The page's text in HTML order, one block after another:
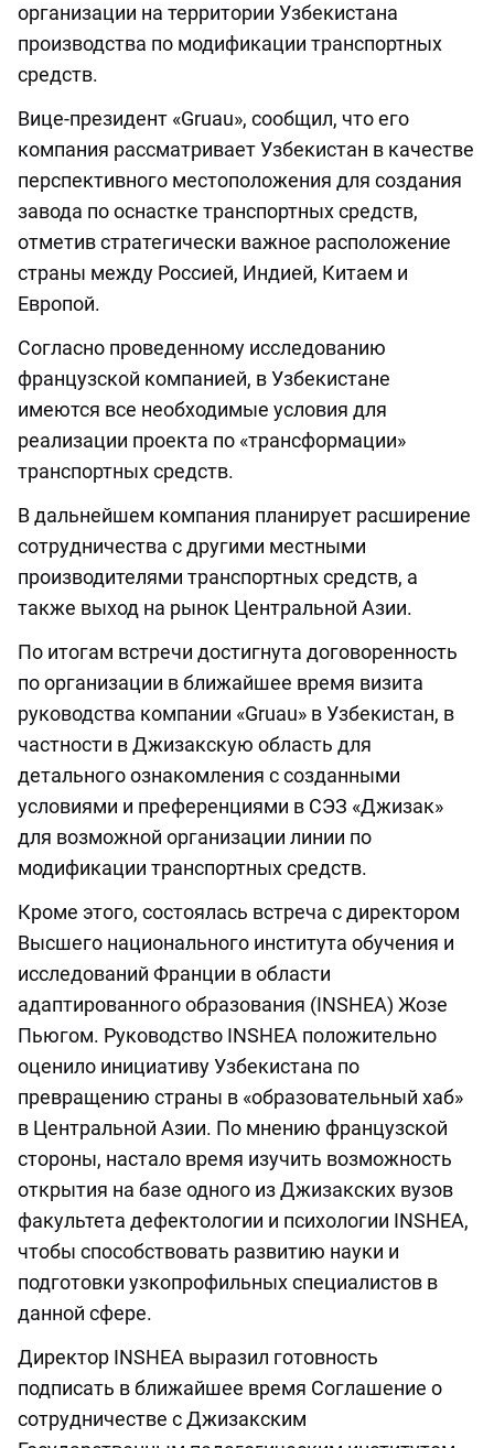
организации на территории Узбекистана
производства по модификации транспортных
средств.
Вице-президент «Gruau», сообщил, что его
компания рассматривает Узбекистан в качестве
перспективного местоположения для создания
завода по оснастке транспортных средств,
отметив стратегически важное расположение
страны между Россией, Индией, Китаем и
Европой.
Согласно проведенному исследованию
французской компанией, в Узбекистане
имеются все необходимые условия для
реализации проекта по «трансформации»
транспортных средств.
В дальнейшем компания планирует расширение
сотрудничества с другими местными
производителями транспортных средств, а
также выход на рынок Центральной Азии.
По итогам встречи достигнута договоренность
по организации в ближайшее время визита
руководства компании «Gruau» в Узбекистан, в
частности в Джизакскую область для
детального ознакомления с созданными
условиями и преференциями в СЭЗ «Джизак»
для возможной организации линии по
модификации транспортных средств.
Кроме этого, состоялась встреча с директором
Высшего национального института обучения и
исследований Франции в области
адаптированного образования (INSHEA) Жозе
Пьюгом. Руководство INSHEA положительно
оценило инициативу Узбекистана по
превращению страны в «образовательный хаб»
в Центральной Азии. По мнению французской
стороны, настало время изучить возможность
открытия на базе одного из Джизакских вузов
факультета дефектологии и психологии INSHEA,
чтобы способствовать развитию науки и
подготовки узкопрофильных специалистов в
данной сфере.
Директор INSHEA выразил готовность
подписать в ближайшее время Соглашение о
сотрудничестве с Джизакским